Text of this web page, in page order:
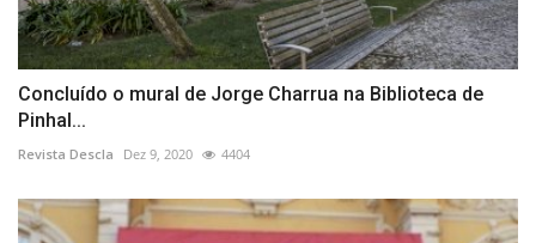
Concluído o mural de Jorge Charrua na Biblioteca de
Pinhal...
Revista Descla Dez 9, 2020 4404